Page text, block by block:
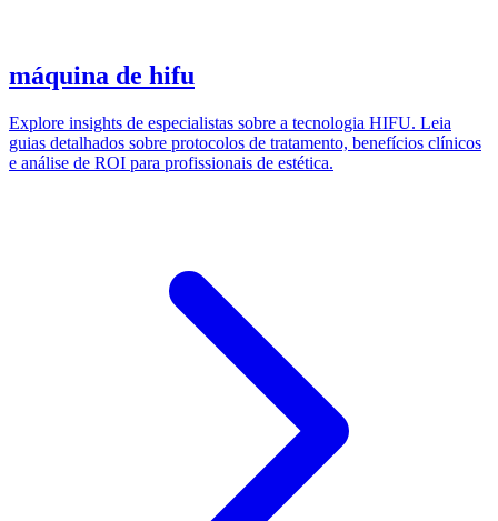
máquina de hifu
Explore insights de especialistas sobre a tecnologia HIFU. Leia
guias detalhados sobre protocolos de tratamento, benefícios clínicos
e análise de ROI para profissionais de estética.